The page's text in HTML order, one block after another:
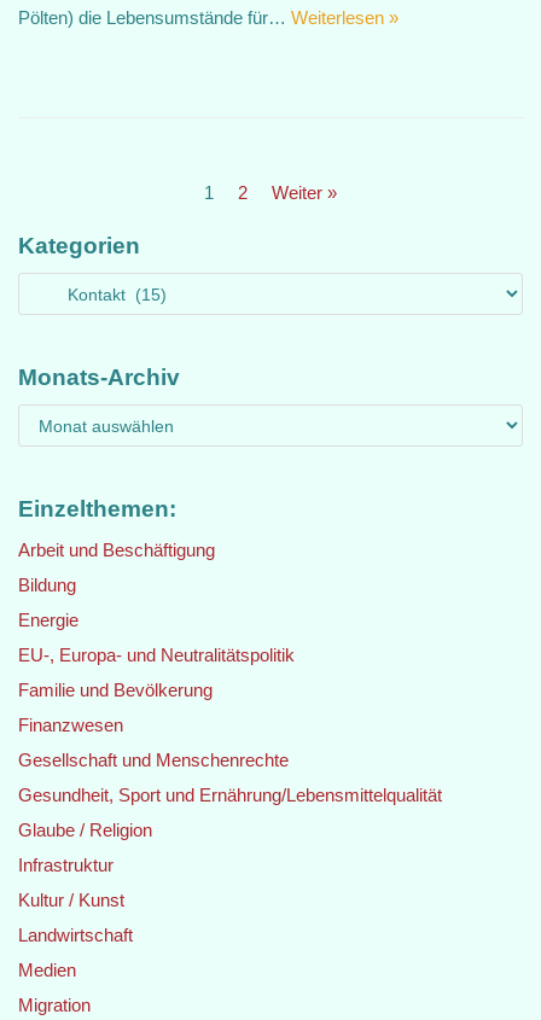
Pölten) die Lebensumstände für… Weiterlesen »
1 2 Weiter »
Kategorien
Monats-Archiv
Einzelthemen:
Arbeit und Beschäftigung
Bildung
Energie
EU-, Europa- und Neutralitätspolitik
Familie und Bevölkerung
Finanzwesen
Gesellschaft und Menschenrechte
Gesundheit, Sport und Ernährung/Lebensmittelqualität
Glaube / Religion
Infrastruktur
Kultur / Kunst
Landwirtschaft
Medien
Migration